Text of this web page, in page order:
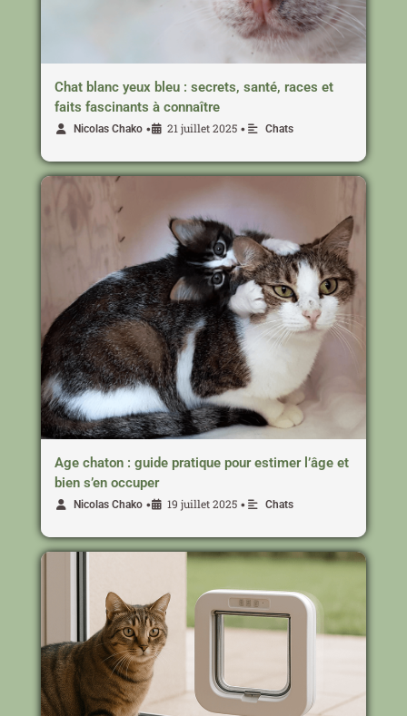
Chat blanc yeux bleu : secrets, santé, races et
faits fascinants à connaître
Nicolas Chako • 21 juillet 2025 • Chats
Age chaton : guide pratique pour estimer l’âge et
bien s’en occuper
Nicolas Chako • 19 juillet 2025 • Chats